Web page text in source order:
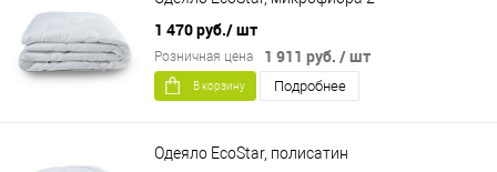
1 470 руб./ шт
1 911 руб. / шт
Розничная цена
В корзину Подробнее
Одеяло EcoStar, полисатин